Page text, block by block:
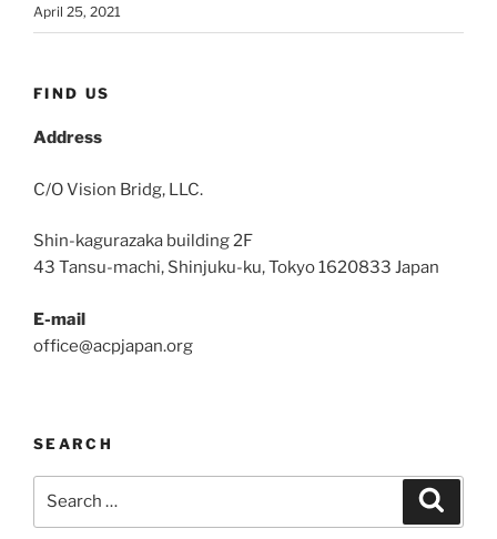
April 25, 2021
FIND US
Address
C/O Vision Bridg, LLC.
Shin-kagurazaka building 2F
43 Tansu-machi, Shinjuku-ku, Tokyo 1620833 Japan
E-mail
office@acpjapan.org
SEARCH